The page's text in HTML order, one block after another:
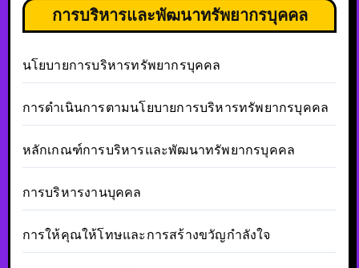
การบริหารและพัฒนาทรัพยากรบุคคล
นโยบายการบริหารทรัพยากรบุคคล
การดำเนินการตามนโยบายการบริหารทรัพยากรบุคคล
หลักเกณฑ์การบริหารและพัฒนาทรัพยากรบุคคล
การบริหารงานบุคคล
การให้คุณให้โทษและการสร้างขวัญกำลังใจ